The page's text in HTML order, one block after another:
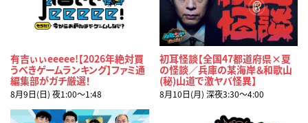
有吉ぃぃeeeee!【2026年絶対買
うべきゲームランキング】ファミ通
編集部がガチ厳選！
8月9日(日) 夜1:00〜1:48
初耳怪談【全国47都道府県×夏
の怪談／兵庫の某海岸＆和歌山
(秘)山道で激ヤバ怪異】
8月10日(月) 深夜3:30〜4:00